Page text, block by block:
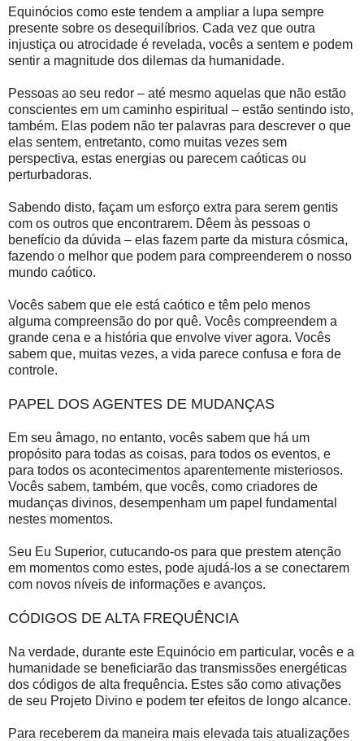
Equinócios como este tendem a ampliar a lupa sempre
presente sobre os desequilíbrios. Cada vez que outra
injustiça ou atrocidade é revelada, vocês a sentem e podem
sentir a magnitude dos dilemas da humanidade.
Pessoas ao seu redor – até mesmo aquelas que não estão
conscientes em um caminho espiritual – estão sentindo isto,
também. Elas podem não ter palavras para descrever o que
elas sentem, entretanto, como muitas vezes sem
perspectiva, estas energias ou parecem caóticas ou
perturbadoras.
Sabendo disto, façam um esforço extra para serem gentis
com os outros que encontrarem. Dêem às pessoas o
benefício da dúvida – elas fazem parte da mistura cósmica,
fazendo o melhor que podem para compreenderem o nosso
mundo caótico.
Vocês sabem que ele está caótico e têm pelo menos
alguma compreensão do por quê. Vocês compreendem a
grande cena e a história que envolve viver agora. Vocês
sabem que, muitas vezes, a vida parece confusa e fora de
controle.
PAPEL DOS AGENTES DE MUDANÇAS
Em seu âmago, no entanto, vocês sabem que há um
propósito para todas as coisas, para todos os eventos, e
para todos os acontecimentos aparentemente misteriosos.
Vocês sabem, também, que vocês, como criadores de
mudanças divinos, desempenham um papel fundamental
nestes momentos.
Seu Eu Superior, cutucando-os para que prestem atenção
em momentos como estes, pode ajudá-los a se conectarem
com novos níveis de informações e avanços.
CÓDIGOS DE ALTA FREQUÊNCIA
Na verdade, durante este Equinócio em particular, vocês e a
humanidade se beneficiarão das transmissões energéticas
dos códigos de alta frequência. Estes são como ativações
de seu Projeto Divino e podem ter efeitos de longo alcance.
Para receberem da maneira mais elevada tais atualizações